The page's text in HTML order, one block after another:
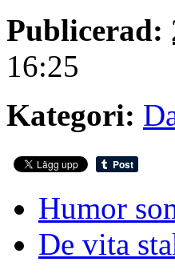
Publicerad:
16:25
Kategori:
Humor
De vita